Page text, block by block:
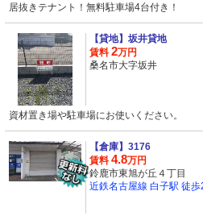
居抜きテナント！無料駐車場4台付き！
【貸地】 坂井貸地
賃料 2万円
桑名市大字坂井
資材置き場や駐車場にお使いください。
【倉庫】 3176
賃料 4.8万円
鈴鹿市東旭が丘４丁目
近鉄名古屋線 白子駅 徒